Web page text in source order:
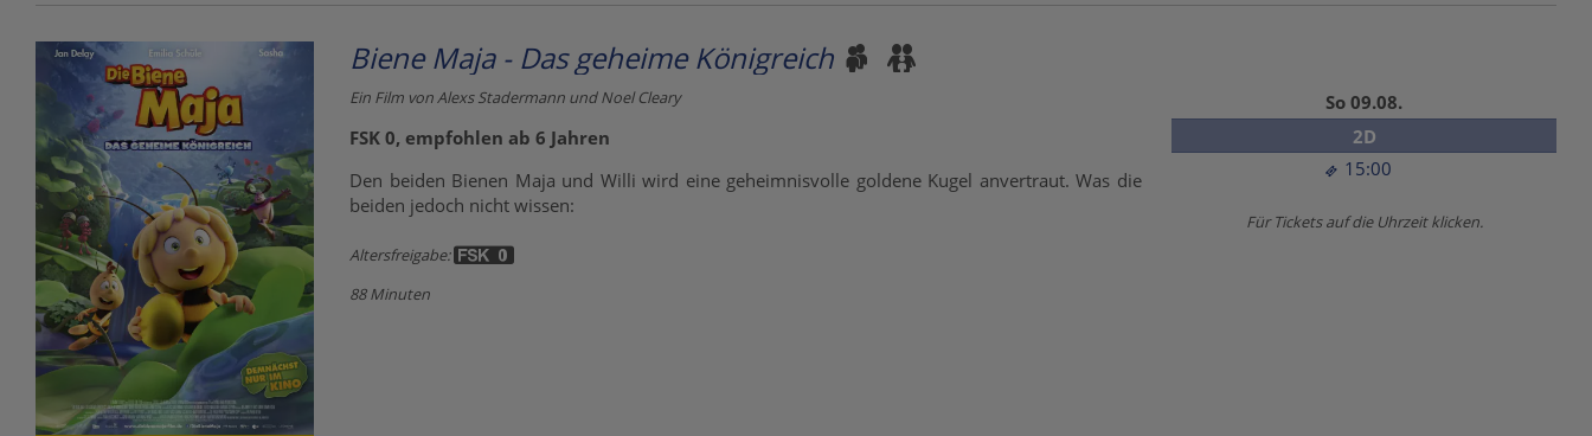
Biene Maja - Das geheime Königreich
So 09.08.
15:00
2D
Für Tickets auf die Uhrzeit klicken.
Ein Film von Alexs Stadermann und Noel Cleary
FSK 0, empfohlen ab 6 Jahren
Den beiden Bienen Maja und Willi wird eine geheimnisvolle goldene Kugel anvertraut. Was die
beiden jedoch nicht wissen:
Altersfreigabe:
88 Minuten